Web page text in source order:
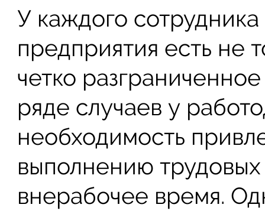
У каждого
предприятия есть не
четко
ряде случаев у
необходимость
выполнению
внерабочее время.